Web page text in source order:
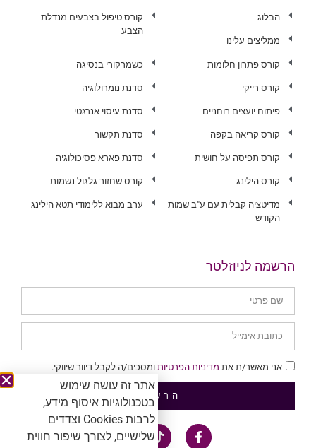
הבלוג
ממליצים עלינו
קורס טיפול בצבעים מנדלת
הצבע
קורס פתרון חלומות
קורס רייקי
פיתוח יועצים רוחניים
קורס קריאה בקפה
קורס תפיסה על חושית
קורס הילינג
מדיטציה קבלית עם ע"ב שמות
הקודש
כשמרקורי בנסיגה
סדנת נומרולוגיה
סדנת עיסוי אנרגטי
סדנת תקשור
סדנת פארא פסיכולוגיה
קורס שחזור גלגול נשמות
ערב מבוא ללימודי תטא הילינג
הרשמה לניוזלטר
אני מאשר/ת את מדיניות הפרטיות ומסכים/ה לקבל דיוור שיווקי.
הרשמה
אתר זה עושה שימוש
בטכנולוגיות איסוף מידע,
לרבות Cookies וצדדים
שלישיים, לצורך שיפור חווית